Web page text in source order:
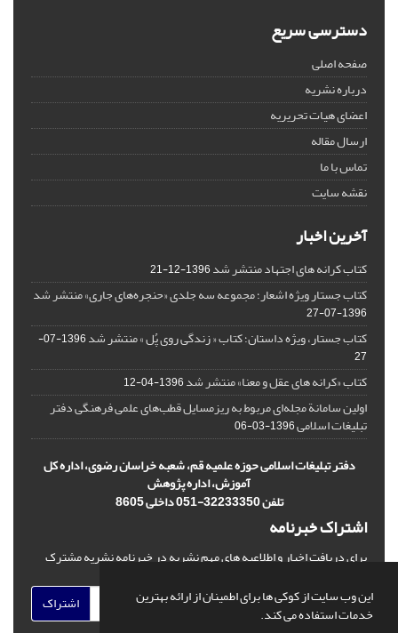
این وب سایت از کوکی ها برای اطمینان از ارائه بهترین
خدمات استفاده می کند.
دسترسی سریع
صفحه اصلی
درباره نشریه
اعضای هیات تحریریه
ارسال مقاله
تماس با ما
نقشه سایت
آخرین اخبار
کتاب کرانه های اجتهاد منتشر شد1396-12-21
کتاب جستار ویژه اشعار؛ مجموعه سه جلدی «حنجره‌های جاری» منتشر شد
1396-07-27
کتاب جستار، ویژه داستان؛ کتاب « زندگی روی پُل » منتشر شد
1396-07-
27
کتاب «کرانه های عقل و معنا» منتشر شد1396-04-12
اولین سامانة مجله‌ای مربوط به ریزمسایل‌ قطب‌های علمی فرهنگی دفتر
تبلیغات اسلامی1396-03-06
دفتر تبلیغات اسلامی حوزه علمیه قم، شعبه خراسان رضوی، اداره کل
آموزش، اداره پژوهش
تلفن 32233350-051 داخلی 8605
اشتراک خبرنامه
برای دریافت اخبار و اطلاعیه های مهم نشریه در خبرنامه نشریه مشترک
اشتراک